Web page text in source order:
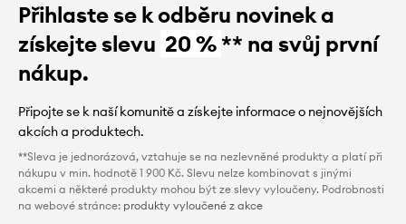
Přihlaste se k odběru novinek a
získejte slevu 20 %** na svůj první
nákup.
Připojte se k naší komunitě a získejte informace o nejnovějších
akcích a produktech.
**Sleva je jednorázová, vztahuje se na nezlevněné produkty a platí při
nákupu v min. hodnotě 1 900 Kč. Slevu nelze kombinovat s jinými
akcemi a některé produkty mohou být ze slevy vyloučeny. Podrobnosti
na webové stránce: produkty vyloučené z akce